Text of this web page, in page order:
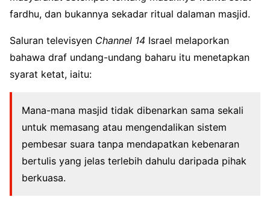
fardhu, dan bukannya sekadar ritual dalaman masjid.
Saluran televisyen Channel 14 Israel melaporkan
bahawa draf undang-undang baharu itu menetapkan
syarat ketat, iaitu:
Mana-mana masjid tidak dibenarkan sama sekali
untuk memasang atau mengendalikan sistem
pembesar suara tanpa mendapatkan kebenaran
bertulis yang jelas terlebih dahulu daripada pihak
berkuasa.